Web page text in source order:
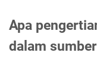
Apa
dalam